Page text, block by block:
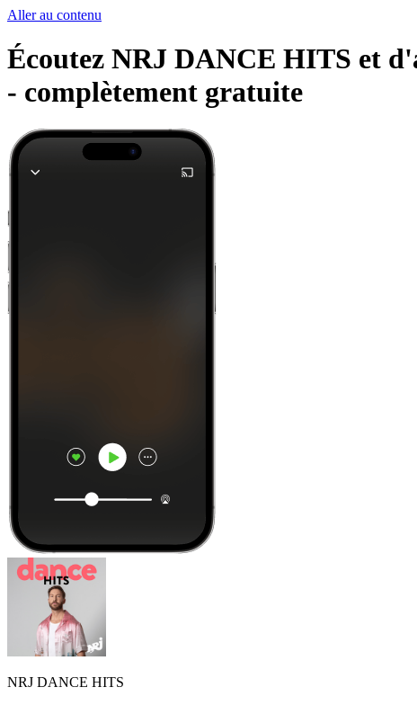
Aller au contenu
Écoutez NRJ DANCE HITS et
- complètement gratuite
NRJ DANCE HITS